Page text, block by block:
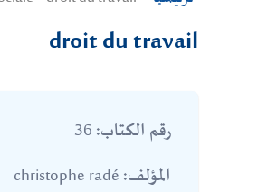
droit du travail
رقم الكتاب:
المؤلف: